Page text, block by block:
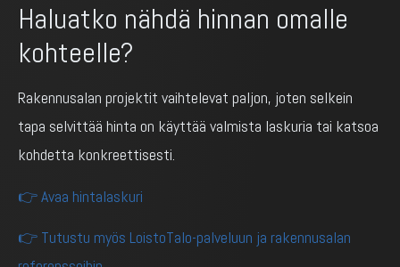
Haluatko nähdä hinnan omalle
kohteelle?
Rakennusalan projektit vaihtelevat paljon, joten selkein
tapa selvittää hinta on käyttää valmista laskuria tai katsoa
kohdetta konkreettisesti.
👉 Avaa hintalaskuri
👉 Tutustu myös LoistoTalo-palveluun ja rakennusalan